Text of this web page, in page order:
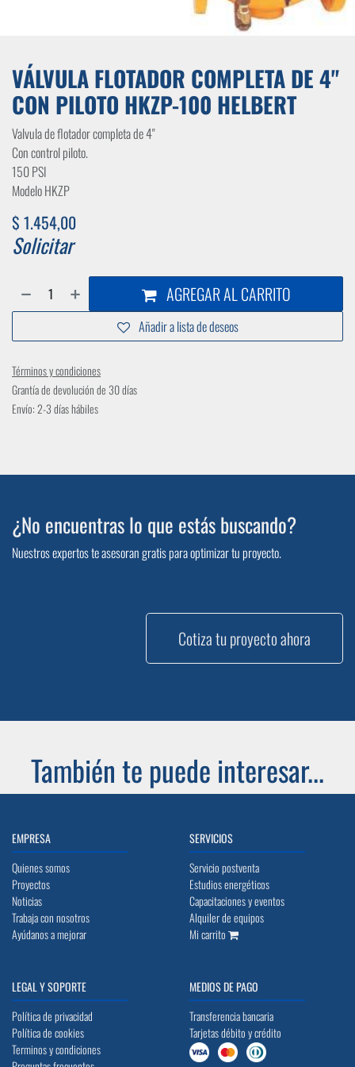
VÁLVULA FLOTADOR COMPLETA DE 4"
CON PILOTO HKZP-100 HELBERT
Valvula de flotador completa de 4"
Con control piloto.
150 PSI
Modelo HKZP
$ 1.454,00
Solicitar
AGREGAR AL CARRITO
Añadir a lista de deseos
Términos y condiciones
Grantía de devolución de 30 días
Envío: 2-3 días hábiles
¿No encuentras lo que estás buscando?
Nuestros expertos te asesoran gratis para optimizar tu proyecto.
Cotiza tu proyecto ahora
También te puede interesar...
EMPRESA
Quienes somos
Proyectos
Noticias
Trabaja con nosotros
Ayúdanos a mejorar
SERVICIOS
Servicio postventa
Estudios energéticos
Capacitaciones y eventos
Alquiler de equipos
Mi carrito
LEGAL Y SOPORTE
Política de privacidad
Política de cookies
Terminos y condiciones
MEDIOS DE PAGO
Transferencia bancaria
Tarjetas débito y crédito